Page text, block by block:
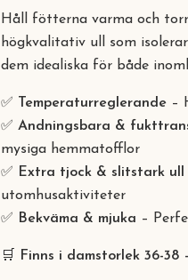
Håll fötterna varma och
högkvalitativ ull som
dem idealiska för både
✅ Temperaturreglerande –
✅ Andningsbara &
mysiga hemmatofflor
✅ Extra tjock & slitstark ull
utomhusaktiviteter
✅ Bekväma & mjuka –
🛒 Finns i damstorlek 36-